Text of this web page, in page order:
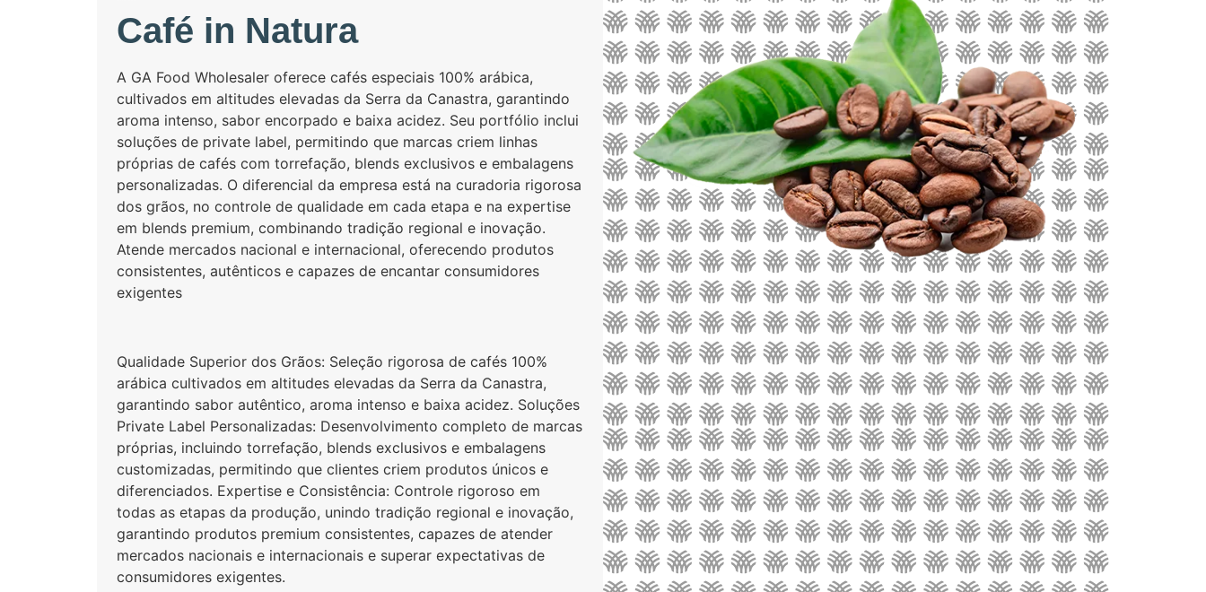
Café in Natura
A GA Food Wholesaler oferece cafés especiais 100% arábica,
cultivados em altitudes elevadas da Serra da Canastra, garantindo
aroma intenso, sabor encorpado e baixa acidez. Seu portfólio inclui
soluções de private label, permitindo que marcas criem linhas
próprias de cafés com torrefação, blends exclusivos e embalagens
personalizadas. O diferencial da empresa está na curadoria rigorosa
dos grãos, no controle de qualidade em cada etapa e na expertise
em blends premium, combinando tradição regional e inovação.
Atende mercados nacional e internacional, oferecendo produtos
consistentes, autênticos e capazes de encantar consumidores
exigentes
Qualidade Superior dos Grãos: Seleção rigorosa de cafés 100%
arábica cultivados em altitudes elevadas da Serra da Canastra,
garantindo sabor autêntico, aroma intenso e baixa acidez. Soluções
Private Label Personalizadas: Desenvolvimento completo de marcas
próprias, incluindo torrefação, blends exclusivos e embalagens
customizadas, permitindo que clientes criem produtos únicos e
diferenciados. Expertise e Consistência: Controle rigoroso em
todas as etapas da produção, unindo tradição regional e inovação,
garantindo produtos premium consistentes, capazes de atender
mercados nacionais e internacionais e superar expectativas de
consumidores exigentes.